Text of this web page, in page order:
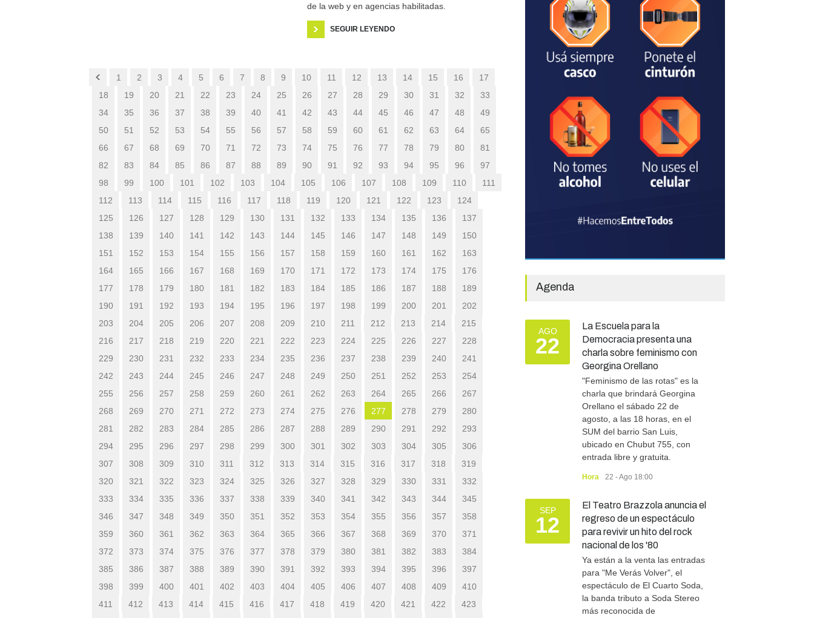
de la web y en agencias habilitadas.
SEGUIR LEYENDO
1 2 3 4 5 6 7 8 9 10 11 12 13 14 15 16
17
18
19 20 21 22 23 24 25 26 27 28 29 30 31 32
33
34
35 36 37 38 39 40 41 42 43 44 45 46 47 48
49
50
51 52 53 54 55 56 57 58 59 60 61 62 63 64
65
66
67 68 69 70 71 72 73 74 75 76 77 78 79 80
81
82
83 84 85 86 87 88 89 90 91 92 93 94 95 96
97
98
99 100 101 102 103 104 105 106 107 108 109 110
111
112
113 114 115 116 117 118 119 120 121 122 123
124
125
126 127 128 129 130 131 132 133 134 135 136
137
138
139 140 141 142 143 144 145 146 147 148 149
150
151
152 153 154 155 156 157 158 159 160 161 162
163
164
165 166 167 168 169 170 171 172 173 174 175
176
177
178 179 180 181 182 183 184 185 186 187 188
189
190
191 192 193 194 195 196 197 198 199 200 201
202
203
204 205 206 207 208 209 210 211 212 213 214
215
216
217 218 219 220 221 222 223 224 225 226 227
228
229
230 231 232 233 234 235 236 237 238 239 240
241
242
243 244 245 246 247 248 249 250 251 252 253
254
255
256 257 258 259 260 261 262 263 264 265 266
267
268
269 270 271 272 273 274 275 276 277 278 279
280
281
282 283 284 285 286 287 288 289 290 291 292
293
294
295 296 297 298 299 300 301 302 303 304 305
306
307
308 309 310 311 312 313 314 315 316 317 318
319
320
321 322 323 324 325 326 327 328 329 330 331
332
333
334 335 336 337 338 339 340 341 342 343 344
345
346
347 348 349 350 351 352 353 354 355 356 357
358
359
360 361 362 363 364 365 366 367 368 369 370
371
372
373 374 375 376 377 378 379 380 381 382 383
384
385
386 387 388 389 390 391 392 393 394 395 396
397
398
399 400 401 402 403 404 405 406 407 408 409
410
411
412 413 414 415 416 417 418 419 420 421 422
423
Agenda
AGO
22
La Escuela para la
Democracia presenta una
charla sobre feminismo con
Georgina Orellano
"Feminismo de las rotas" es la
charla que brindará Georgina
Orellano el sábado 22 de
agosto, a las 18 horas, en el
SUM del barrio San Luis,
ubicado en Chubut 755, con
entrada libre y gratuita.
Hora 22 - Ago 18:00
SEP
12
El Teatro Brazzola anuncia el
regreso de un espectáculo
para revivir un hito del rock
nacional de los '80
Ya están a la venta las entradas
para "Me Verás Volver", el
espectáculo de El Cuarto Soda,
la banda tributo a Soda Stereo
más reconocida de